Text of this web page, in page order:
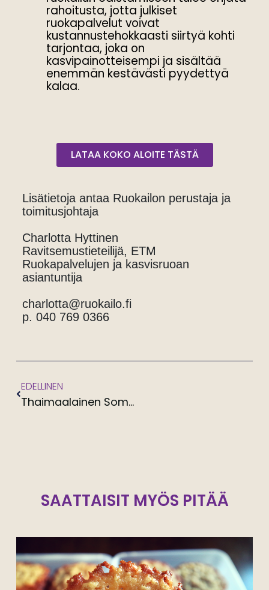
rahoitusta, jotta julkiset
ruokapalvelut voivat
kustannustehokkaasti siirtyä kohti
tarjontaa, joka on
kasvipainotteisempi ja sisältää
enemmän kestävästi pyydettyä
kalaa.
LATAA KOKO ALOITE TÄSTÄ
Lisätietoja antaa Ruokailon perustaja ja
toimitusjohtaja
Charlotta Hyttinen
Ravitsemustieteilijä, ETM
Ruokapalvelujen ja kasvisruoan
asiantuntija
charlotta@ruokailo.fi
p. 040 769 0366
EDELLINEN
Thaimaalainen Som tam salaatti keräkaalista
SAATTAISIT MYÖS PITÄÄ